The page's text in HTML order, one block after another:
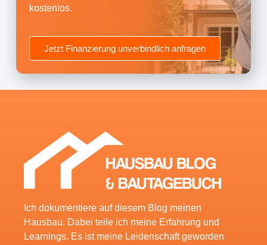
kostenlos.
Jetzt Finanzierung unverbindlich anfragen
Ich dokumentiere auf diesem Blog meinen
Hausbau. Dabei teile ich meine Erfahrung und
Learnings. Es ist meine Leidenschaft geworden